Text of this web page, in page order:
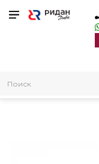
Кран шаровый
Ду25 24В 082G5402